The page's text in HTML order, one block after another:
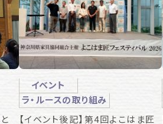
イベント
ラ・ルースの取り組み
【イベント後記】第4回よこはま匠